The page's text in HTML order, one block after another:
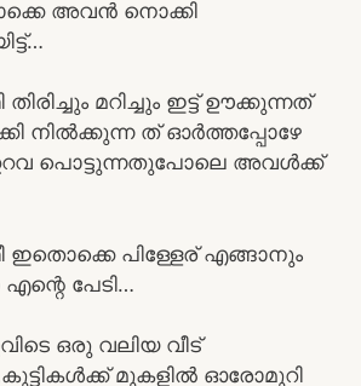
അവൻ നൊക്കി
മറിച്ചും ഇട്ട് ഊക്കുന്നത്
നിൽക്കുന്ന ത് ഓർത്തപ്പോഴേ
പൊട്ടുന്നതുപോലെ അവൾക്ക്
പിള്ളേര് എങ്ങാനും
പേടി…
ഒരു വലിയ വീട്
മുകളിൽ ഓരോമുറി